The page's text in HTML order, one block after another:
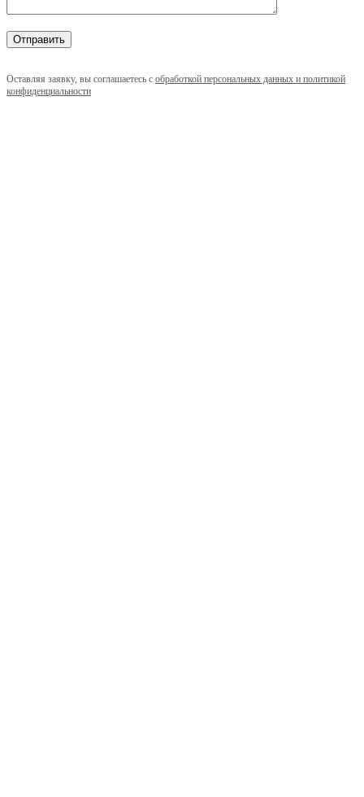
Оставляя заявку, вы соглашаетесь с обработкой персональных данных и политикой
конфиденциальности